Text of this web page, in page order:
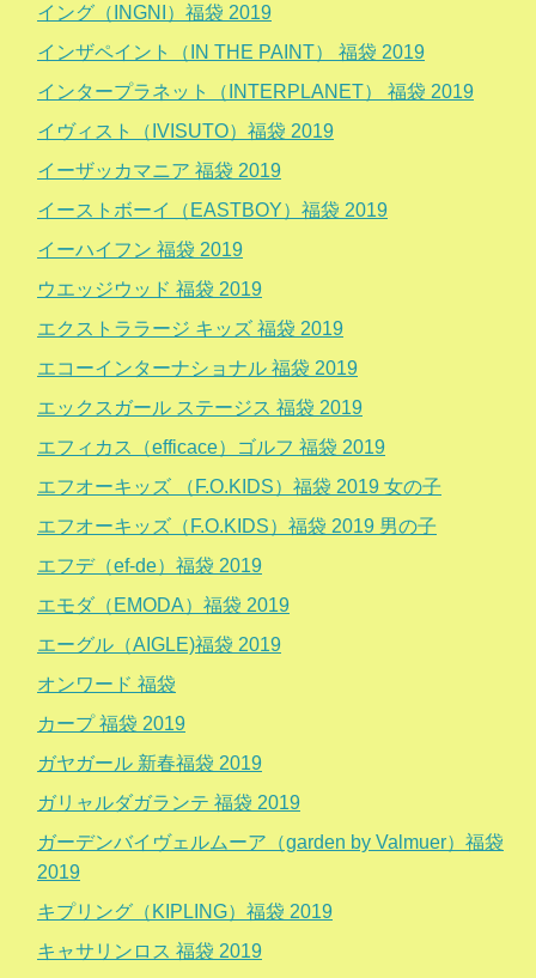
イング（INGNI）福袋 2019
インザペイント（IN THE PAINT） 福袋 2019
インタープラネット（INTERPLANET） 福袋 2019
イヴィスト（IVISUTO）福袋 2019
イーザッカマニア 福袋 2019
イーストボーイ（EASTBOY）福袋 2019
イーハイフン 福袋 2019
ウエッジウッド 福袋 2019
エクストララージ キッズ 福袋 2019
エコーインターナショナル 福袋 2019
エックスガール ステージス 福袋 2019
エフィカス（efficace）ゴルフ 福袋 2019
エフオーキッズ （F.O.KIDS）福袋 2019 女の子
エフオーキッズ（F.O.KIDS）福袋 2019 男の子
エフデ（ef-de）福袋 2019
エモダ（EMODA）福袋 2019
エーグル（AIGLE)福袋 2019
オンワード 福袋
カープ 福袋 2019
ガヤガール 新春福袋 2019
ガリャルダガランテ 福袋 2019
ガーデンバイヴェルムーア（garden by Valmuer）福袋
2019
キプリング（KIPLING）福袋 2019
キャサリンロス 福袋 2019